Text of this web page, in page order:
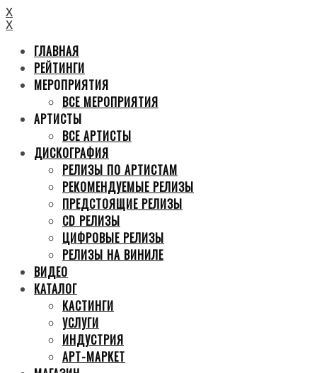
X
X
ГЛАВНАЯ
РЕЙТИНГИ
МЕРОПРИЯТИЯ
ВСЕ МЕРОПРИЯТИЯ
АРТИСТЫ
ВСЕ АРТИСТЫ
ДИСКОГРАФИЯ
РЕЛИЗЫ ПО АРТИСТАМ
РЕКОМЕНДУЕМЫЕ РЕЛИЗЫ
ПРЕДСТОЯЩИЕ РЕЛИЗЫ
CD РЕЛИЗЫ
ЦИФРОВЫЕ РЕЛИЗЫ
РЕЛИЗЫ НА ВИНИЛЕ
ВИДЕО
КАТАЛОГ
КАСТИНГИ
УСЛУГИ
ИНДУСТРИЯ
АРТ-МАРКЕТ